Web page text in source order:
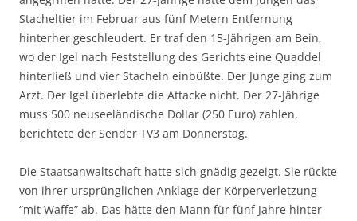
Stacheltier im Februar aus fünf Metern Entfernung
hinterher geschleudert. Er traf den 15-Jährigen am Bein,
wo der Igel nach Feststellung des Gerichts eine Quaddel
hinterließ und vier Stacheln einbüßte. Der Junge ging zum
Arzt. Der Igel überlebte die Attacke nicht. Der 27-Jährige
muss 500 neuseeländische Dollar (250 Euro) zahlen,
berichtete der Sender TV3 am Donnerstag.
Die Staatsanwaltschaft hatte sich gnädig gezeigt. Sie rückte
von ihrer ursprünglichen Anklage der Körperverletzung
“mit Waffe” ab. Das hätte den Mann für fünf Jahre hinter